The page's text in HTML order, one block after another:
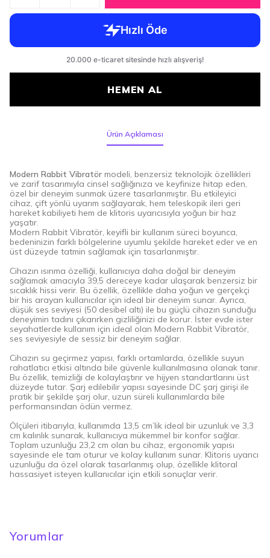
HEMEN AL
Ürün Açıklaması
Modern Rabbit Vibratör modeli, benzersiz teknolojik özellikleri
ve zarif tasarımıyla cinsel sağlığınıza ve keyfinize hitap eden,
özel bir deneyim sunmak üzere tasarlanmıştır. Bu etkileyici
cihaz, çift yönlü uyarım sağlayarak, hem teleskopik ileri geri
hareket kabiliyeti hem de klitoris uyarıcısıyla yoğun bir haz
yaşatır.
Modern Rabbit Vibratör, keyifli bir kullanım süreci boyunca,
bedeninizin farklı bölgelerine uyumlu şekilde hareket eder ve en
üst düzeyde tatmin sağlamak için tasarlanmıştır.
Cihazın ısınma özelliği, kullanıcıya daha doğal bir deneyim
sağlamak amacıyla 39,5 dereceye kadar ulaşarak benzersiz bir
sıcaklık hissi verir. Bu özellik, özellikle daha yoğun ve gerçekçi
bir his arayan kullanıcılar için ideal bir deneyim sunar. Ayrıca,
düşük ses seviyesi (50 desibel altı) ile bu güçlü cihazın sunduğu
deneyimin tadını çıkarırken gizliliğinizi de korur. İster evde ister
seyahatlerde kullanım için ideal olan Modern Rabbit Vibratör,
ses seviyesiyle de sessiz bir deneyim sağlar.
Cihazın su geçirmez yapısı, farklı ortamlarda, özellikle suyun
rahatlatıcı etkisi altında bile güvenle kullanılmasına olanak tanır.
Bu özellik, temizliği de kolaylaştırır ve hijyen standartlarını üst
düzeyde tutar. Şarj edilebilir yapısı sayesinde DC şarj girişi ile
pratik bir şekilde şarj olur, uzun süreli kullanımlarda bile
performansından ödün vermez.
Ölçüleri itibarıyla, kullanımda 13,5 cm’lik ideal bir uzunluk ve 3,3
cm kalınlık sunarak, kullanıcıya mükemmel bir konfor sağlar.
Toplam uzunluğu 23,2 cm olan bu cihaz, ergonomik yapısı
sayesinde ele tam oturur ve kolay kullanım sunar. Klitoris uyarıcı
uzunluğu da özel olarak tasarlanmış olup, özellikle klitoral
hassasiyet isteyen kullanıcılar için etkili sonuçlar verir.
Yorumlar